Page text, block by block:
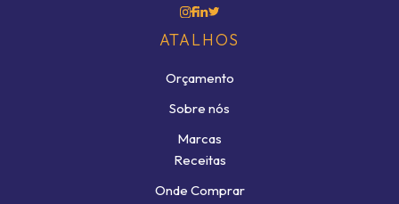
ATALHOS
Orçamento
Sobre nós
Marcas
Receitas
Onde Comprar